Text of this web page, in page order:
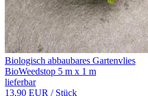
Biologisch abbaubares Gartenvlies
BioWeedstop 5 m x 1 m
lieferbar
13,90 EUR / Stück